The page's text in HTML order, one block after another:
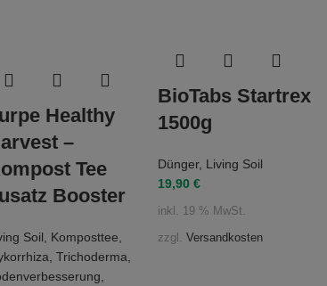
Healthy
–
Tee
Booster
Soil Komposttee
Trichoderma
BioTabs Startrex
1500g
Dünger, Living Soil
19,90 €
inkl. 19 % MwSt.
zzgl. Versandkosten